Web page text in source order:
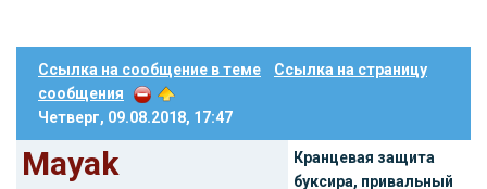
Ссылка на сообщение в теме
Ссылка на страницу
сообщения
Четверг, 09.08.2018, 17:47
Mayak
Кранцевая защита
буксира, привальный